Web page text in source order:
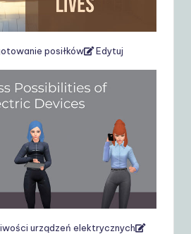
posiłków Edytuj
urządzeń elektrycznych